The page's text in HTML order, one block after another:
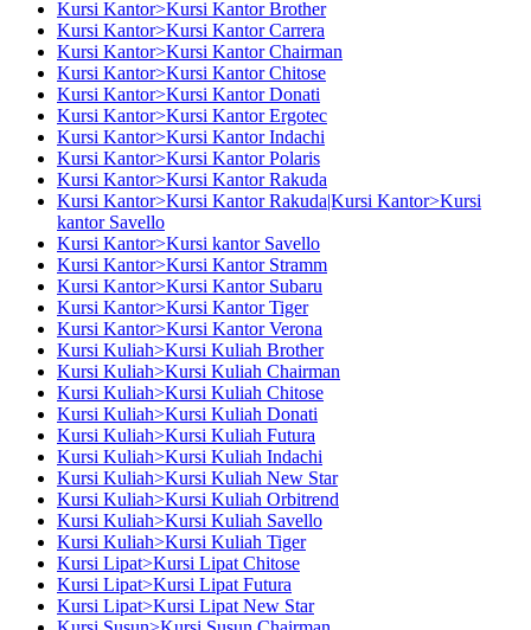
Kursi Kantor>Kursi Kantor Brother
Kursi Kantor>Kursi Kantor Carrera
Kursi Kantor>Kursi Kantor Chairman
Kursi Kantor>Kursi Kantor Chitose
Kursi Kantor>Kursi Kantor Donati
Kursi Kantor>Kursi Kantor Ergotec
Kursi Kantor>Kursi Kantor Indachi
Kursi Kantor>Kursi Kantor Polaris
Kursi Kantor>Kursi Kantor Rakuda
Kursi Kantor>Kursi Kantor Rakuda|Kursi Kantor>Kursi
kantor Savello
Kursi Kantor>Kursi kantor Savello
Kursi Kantor>Kursi Kantor Stramm
Kursi Kantor>Kursi Kantor Subaru
Kursi Kantor>Kursi Kantor Tiger
Kursi Kantor>Kursi Kantor Verona
Kursi Kuliah>Kursi Kuliah Brother
Kursi Kuliah>Kursi Kuliah Chairman
Kursi Kuliah>Kursi Kuliah Chitose
Kursi Kuliah>Kursi Kuliah Donati
Kursi Kuliah>Kursi Kuliah Futura
Kursi Kuliah>Kursi Kuliah Indachi
Kursi Kuliah>Kursi Kuliah New Star
Kursi Kuliah>Kursi Kuliah Orbitrend
Kursi Kuliah>Kursi Kuliah Savello
Kursi Kuliah>Kursi Kuliah Tiger
Kursi Lipat>Kursi Lipat Chitose
Kursi Lipat>Kursi Lipat Futura
Kursi Lipat>Kursi Lipat New Star